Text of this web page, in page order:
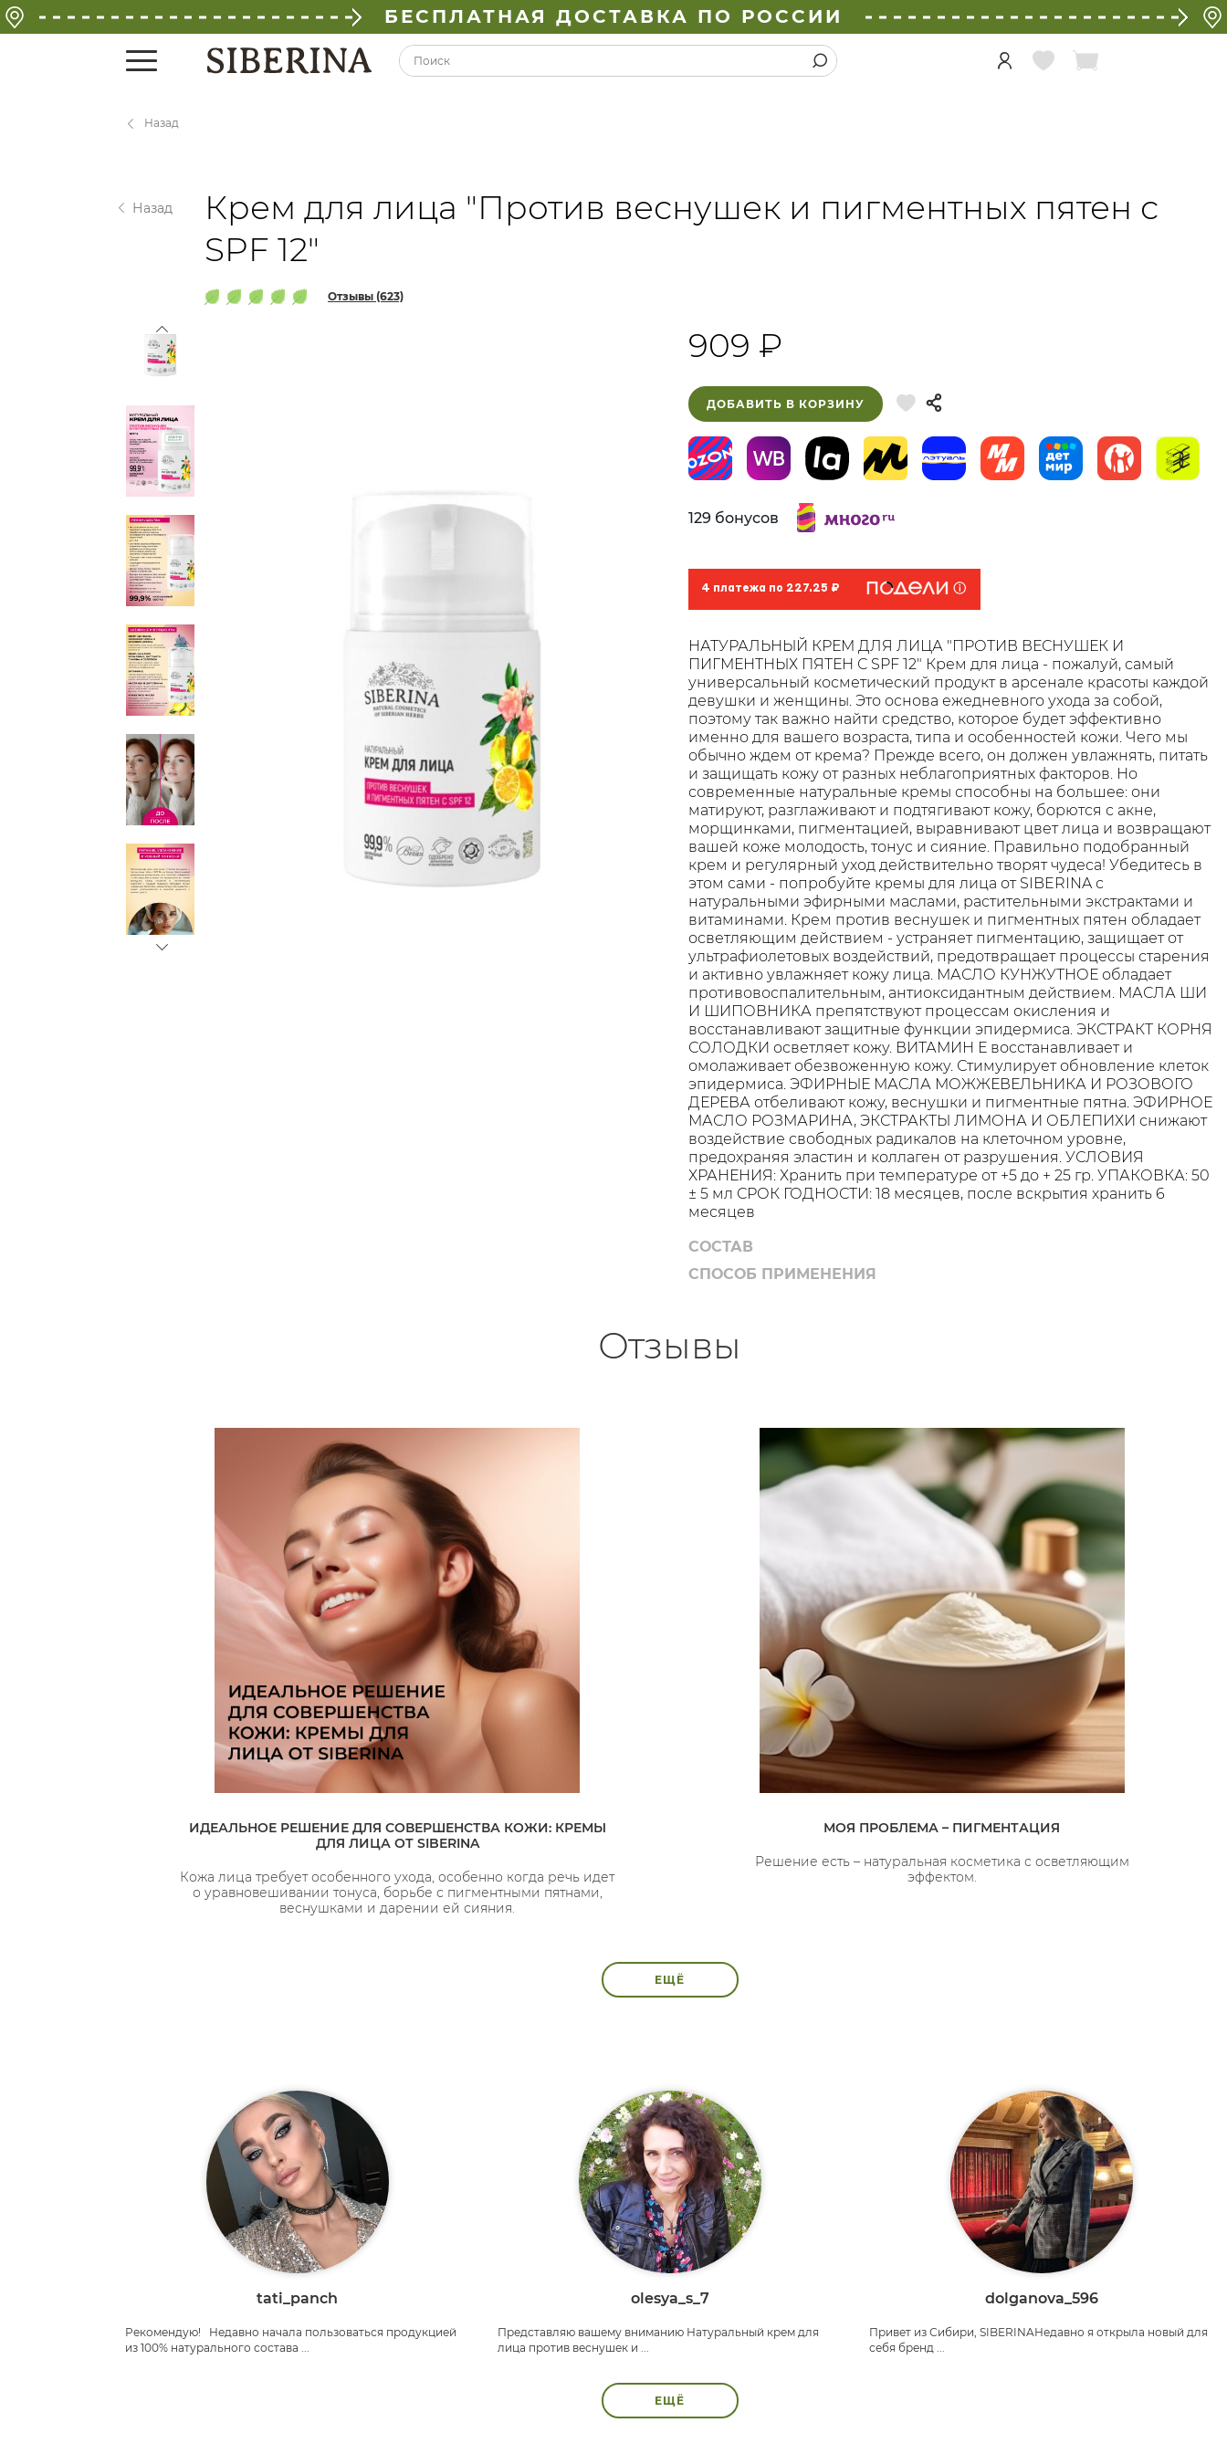
БЕСПЛАТНАЯ ДОСТАВКА ПО РОССИИ
Назад
Назад
Крем для лица "Против веснушек и пигментных пятен с
SPF 12"
Отзывы (623)
909 ₽
ДОБАВИТЬ В КОРЗИНУ
129 бонусов
4 платежа по 227.25 ₽
НАТУРАЛЬНЫЙ КРЕМ ДЛЯ ЛИЦА "ПРОТИВ ВЕСНУШЕК И
ПИГМЕНТНЫХ ПЯТЕН С SPF 12" Крем для лица - пожалуй, самый
универсальный косметический продукт в арсенале красоты каждой
девушки и женщины. Это основа ежедневного ухода за собой,
поэтому так важно найти средство, которое будет эффективно
именно для вашего возраста, типа и особенностей кожи. Чего мы
обычно ждем от крема? Прежде всего, он должен увлажнять, питать
и защищать кожу от разных неблагоприятных факторов. Но
современные натуральные кремы способны на большее: они
матируют, разглаживают и подтягивают кожу, борются с акне,
морщинками, пигментацией, выравнивают цвет лица и возвращают
вашей коже молодость, тонус и сияние. Правильно подобранный
крем и регулярный уход действительно творят чудеса! Убедитесь в
этом сами - попробуйте кремы для лица от SIBERINA с
натуральными эфирными маслами, растительными экстрактами и
витаминами. Крем против веснушек и пигментных пятен обладает
осветляющим действием - устраняет пигментацию, защищает от
ультрафиолетовых воздействий, предотвращает процессы старения
и активно увлажняет кожу лица. МАСЛО КУНЖУТНОЕ обладает
противовоспалительным, антиоксидантным действием. МАСЛА ШИ
И ШИПОВНИКА препятствуют процессам окисления и
восстанавливают защитные функции эпидермиса. ЭКСТРАКТ КОРНЯ
СОЛОДКИ осветляет кожу. ВИТАМИН Е восстанавливает и
омолаживает обезвоженную кожу. Стимулирует обновление клеток
эпидермиса. ЭФИРНЫЕ МАСЛА МОЖЖЕВЕЛЬНИКА И РОЗОВОГО
ДЕРЕВА отбеливают кожу, веснушки и пигментные пятна. ЭФИРНОЕ
МАСЛО РОЗМАРИНА, ЭКСТРАКТЫ ЛИМОНА И ОБЛЕПИХИ снижают
воздействие свободных радикалов на клеточном уровне,
предохраняя эластин и коллаген от разрушения. УСЛОВИЯ
ХРАНЕНИЯ: Хранить при температуре от +5 до + 25 гр. УПАКОВКА: 50
± 5 мл СРОК ГОДНОСТИ: 18 месяцев, после вскрытия хранить 6
месяцев
СОСТАВ
СПОСОБ ПРИМЕНЕНИЯ
Отзывы
ИДЕАЛЬНОЕ РЕШЕНИЕ ДЛЯ СОВЕРШЕНСТВА КОЖИ: КРЕМЫ
ДЛЯ ЛИЦА ОТ SIBERINA
Кожа лица требует особенного ухода, особенно когда речь идет
о уравновешивании тонуса, борьбе с пигментными пятнами,
веснушками и дарении ей сияния.
МОЯ ПРОБЛЕМА – ПИГМЕНТАЦИЯ
Решение есть – натуральная косметика с осветляющим
эффектом.
ЕЩЁ
tati_panch
Рекомендую!⠀Недавно начала пользоваться продукцией
из 100% натурального состава ...
olesya_s_7
Представляю вашему вниманию Натуральный крем для
лица против веснушек и ...
dolganova_596
Привет из Сибири, SIBERINAНедавно я открыла новый для
себя бренд ...
ЕЩЁ